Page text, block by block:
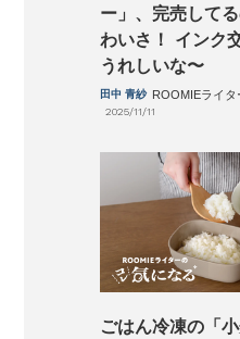
ー」、完売して
わいさ！ インク
うれしいな〜
田中 青紗 ROOMIEライ
2025/11/11
ごはん冷凍の「